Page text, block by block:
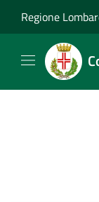
Regione